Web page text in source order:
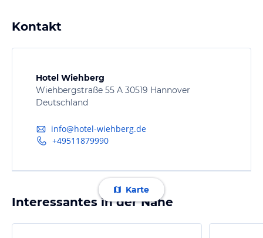
Kontakt
Hotel Wiehberg
Wiehbergstraße 55 A 30519 Hannover
Deutschland
info@hotel-wiehberg.de
+49511879990
Karte
Interessantes in der Nähe